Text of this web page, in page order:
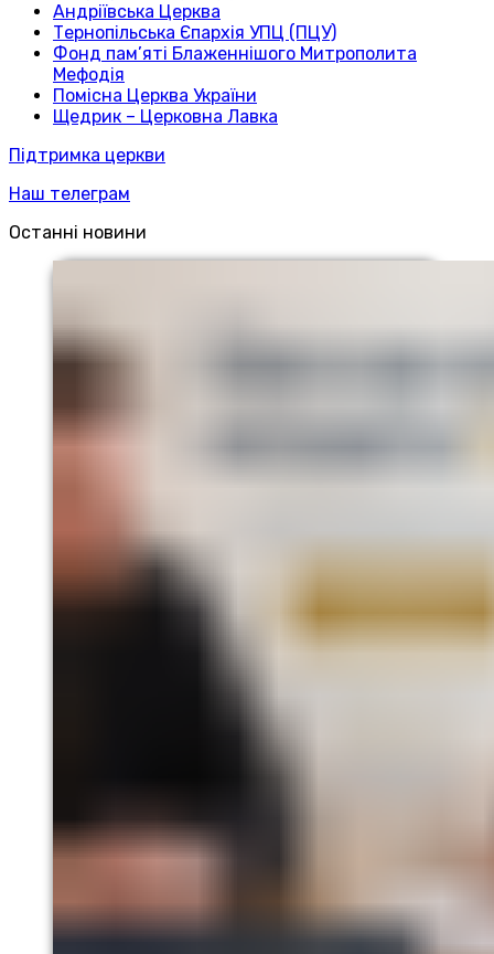
Андріївська Церква
Тернопільська Єпархія УПЦ (ПЦУ)
Фонд пам’яті Блаженнішого Митрополита
Мефодія
Помісна Церква України
Щедрик – Церковна Лавка
Підтримка церкви
Наш телеграм
Останні новини